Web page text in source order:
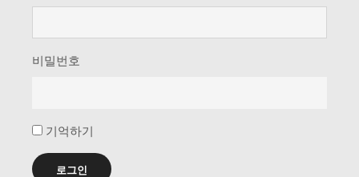
비밀번호
기억하기
로그인